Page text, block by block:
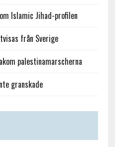
Islamic Jihad-profilen
från Sverige
palestinamarscherna
granskade